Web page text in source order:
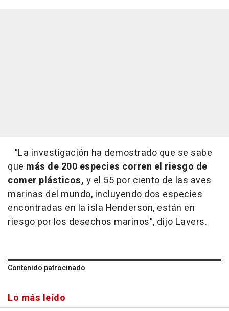
"La investigación ha demostrado que se sabe
que más de 200 especies corren el riesgo de
comer plásticos, y el 55 por ciento de las aves
marinas del mundo, incluyendo dos especies
encontradas en la isla Henderson, están en
riesgo por los desechos marinos", dijo Lavers.
Contenido patrocinado
Lo más leído